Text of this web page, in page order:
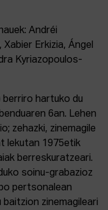
Andréi
Erkizia, Ángel
Kyriazopoulos-
berriro hartuko du
6an. Lehen
zehazki, zinemagile
lekutan 1975etik
berreskuratzeari.
soinu-grabazioz
pertsonalean
zinemagileari